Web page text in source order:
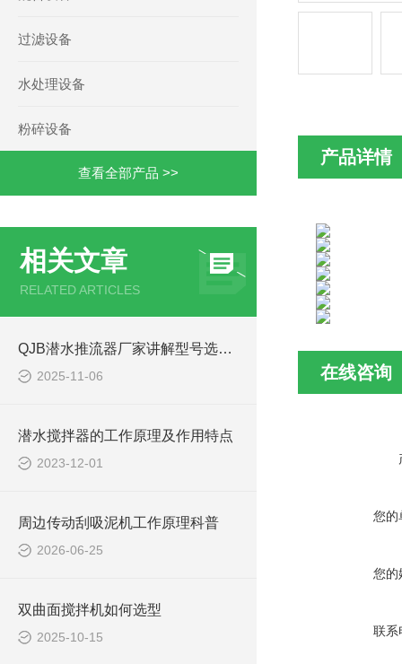
过滤设备
水处理设备
粉碎设备
查看全部产品 >>
相关文章
RELATED ARTICLES
QJB潜水推流器厂家讲解型号选型注意事项
2025-11-06
潜水搅拌器的工作原理及作用特点
2023-12-01
周边传动刮吸泥机工作原理科普
2026-06-25
双曲面搅拌机如何选型
2025-10-15
产品详情
在线咨询
您的
您的
联系